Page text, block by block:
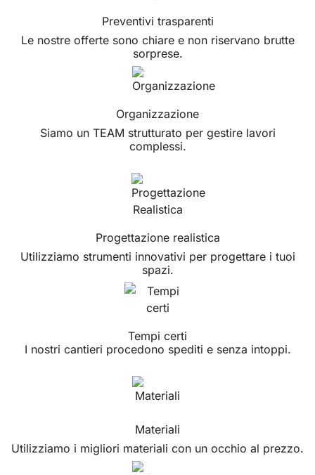
Preventivi trasparenti
Le nostre offerte sono chiare e non riservano brutte
sorprese.
Organizzazione
Siamo un TEAM strutturato per gestire lavori
complessi.
Progettazione realistica
Utilizziamo strumenti innovativi per progettare i tuoi
spazi.
Tempi certi
I nostri cantieri procedono spediti e senza intoppi.
Materiali
Utilizziamo i migliori materiali con un occhio al prezzo.